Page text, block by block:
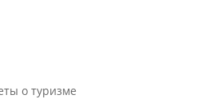
о туризме